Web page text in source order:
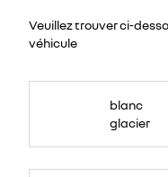
Veuillez trouver ci-
véhicule
blanc
glacier